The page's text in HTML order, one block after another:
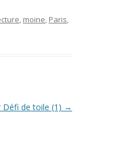
, moine, Paris,
de toile (1) →